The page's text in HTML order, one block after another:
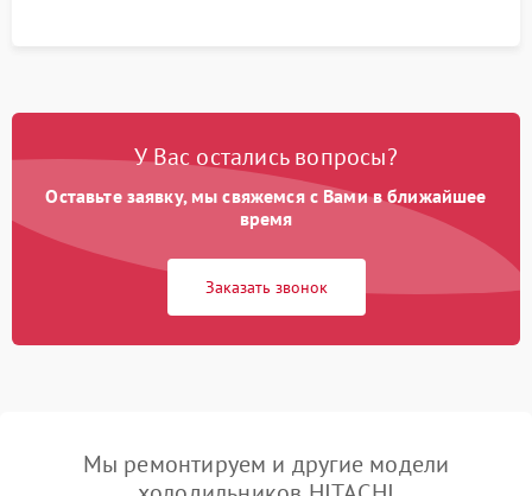
У Вас остались вопросы?
Оставьте заявку, мы свяжемся с Вами в ближайшее
время
Заказать звонок
Мы ремонтируем и другие модели